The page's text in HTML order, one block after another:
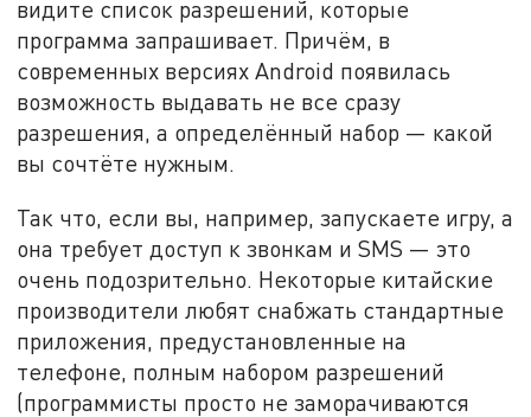
видите список разрешений, которые
программа запрашивает. Причём, в
современных версиях Android появилась
возможность выдавать не все сразу
разрешения, а определённый набор — какой
вы сочтёте нужным.
Так что, если вы, например, запускаете игру, а
она требует доступ к звонкам и SMS — это
очень подозрительно. Некоторые китайские
производители любят снабжать стандартные
приложения, предустановленные на
телефоне, полным набором разрешений
(программисты просто не заморачиваются